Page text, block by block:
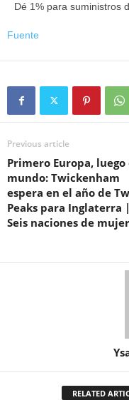
Dé 1% para suministros
Fuente
Previous article
Primero Europa, luego
mundo: Twickenham
espera en el año de
Peaks para Inglaterra |
Seis naciones de
RELATED